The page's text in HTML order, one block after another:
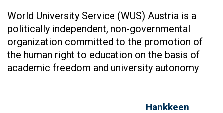
World University Service (WUS) Austria is a
politically independent, non-governmental
organization committed to the promotion of
the human right to education on the basis of
academic freedom and university autonomy
Hankkeen